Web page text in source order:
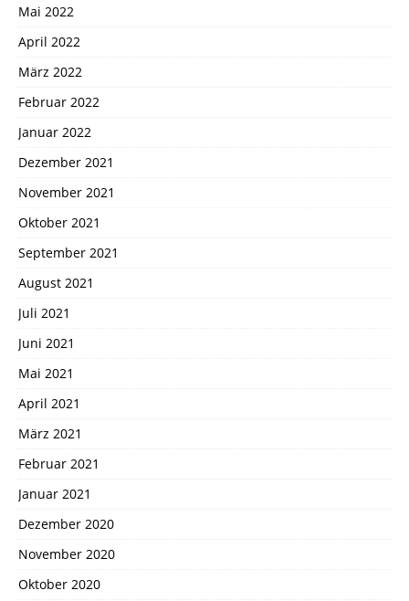
Mai 2022
April 2022
März 2022
Februar 2022
Januar 2022
Dezember 2021
November 2021
Oktober 2021
September 2021
August 2021
Juli 2021
Juni 2021
Mai 2021
April 2021
März 2021
Februar 2021
Januar 2021
Dezember 2020
November 2020
Oktober 2020